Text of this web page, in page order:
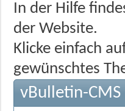
In der Hilfe
der Website.
Klicke einfach
gewünschtes
vBulletin-CMS